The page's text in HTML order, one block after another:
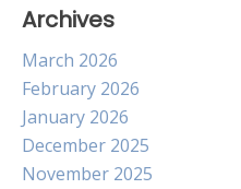
Archives
March 2026
February 2026
January 2026
December 2025
November 2025